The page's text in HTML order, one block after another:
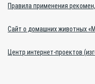
Правила применения
Сайт о домашних животных
Центр интернет-проектов